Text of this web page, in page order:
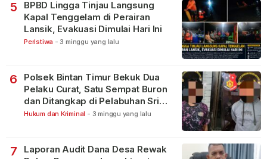
5
BPBD Lingga Tinjau Langsung
Kapal Tenggelam di Perairan
Lansik, Evakuasi Dimulai Hari Ini
Peristiwa - 3 minggu yang lalu
6
Polsek Bintan Timur Bekuk Dua
Pelaku Curat, Satu Sempat Buron
dan Ditangkap di Pelabuhan Sri
Bintan Pura
Hukum dan Kriminal - 3 minggu yang lalu
7
Laporan Audit Dana Desa Rewak